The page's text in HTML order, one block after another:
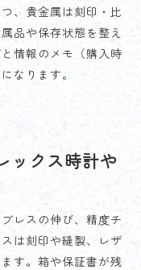
、貴金属は刻印・比
品や保存状態を整え
情報のメモ（購入時
なります。
ックス時計や
レスの伸び、精度チ
は刻印や縫製、レザ
す。箱や保証書が残